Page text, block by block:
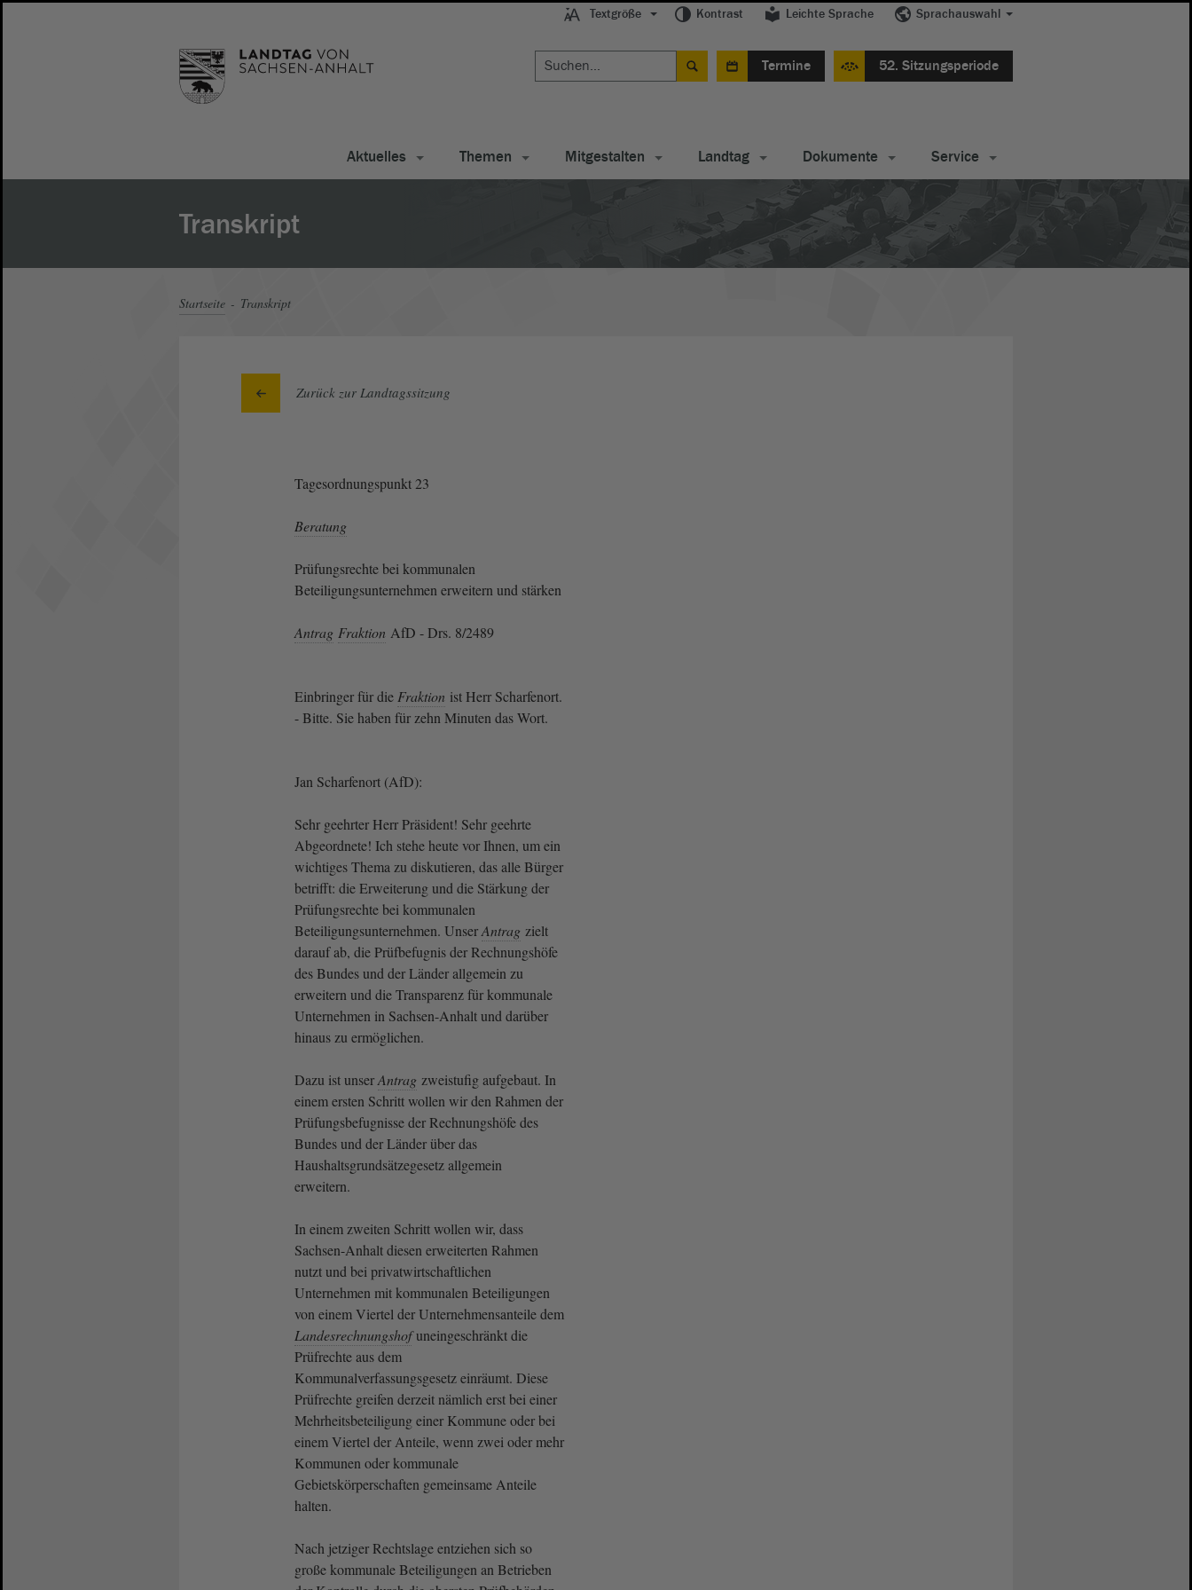
Textgröße Kontrast Leichte Sprache Sprachauswahl
Termine 52. Sitzungsperiode
Aktuelles Themen Mitgestalten Landtag Dokumente Service
Transkript
Startseite Transkript
Zurück zur Landtagssitzung
Tagesordnungspunkt 23
Beratung
Prüfungsrechte bei kommunalen
Beteiligungsunternehmen erweitern und stärken
Antrag Fraktion AfD - Drs. 8/2489
Einbringer für die Fraktion ist Herr Scharfenort.
- Bitte. Sie haben für zehn Minuten das Wort.
Jan Scharfenort (AfD):
Sehr geehrter Herr Präsident! Sehr geehrte
Abgeordnete! Ich stehe heute vor Ihnen, um ein
wichtiges Thema zu diskutieren, das alle Bürger
betrifft: die Erweiterung und die Stärkung der
Prüfungsrechte bei kommunalen
Beteiligungsunternehmen. UnserAntrag zielt
darauf ab, die Prüfbefugnis der Rechnungshöfe
des Bundes und der Länder allgemein zu
erweitern und die Transparenz für kommunale
Unternehmen in Sachsen-Anhalt und darüber
hinaus zu ermöglichen.
Dazu ist unserAntrag zweistufig aufgebaut. In
einem ersten Schritt wollen wir den Rahmen der
Prüfungsbefugnisse der Rechnungshöfe des
Bundes und der Länder über das
Haushaltsgrundsätzegesetz allgemein
erweitern.
In einem zweiten Schritt wollen wir, dass
Sachsen-Anhalt diesen erweiterten Rahmen
nutzt und bei privatwirtschaftlichen
Unternehmen mit kommunalen Beteiligungen
von einem Viertel der Unternehmensanteile dem
Landesrechnungshofuneingeschränkt die
Prüfrechte aus dem
Kommunalverfassungsgesetz einräumt. Diese
Prüfrechte greifen derzeit nämlich erst bei einer
Mehrheitsbeteiligung einer Kommune oder bei
einem Viertel der Anteile, wenn zwei oder mehr
Kommunen oder kommunale
Gebietskörperschaften gemeinsame Anteile
halten.
Nach jetziger Rechtslage entziehen sich so
große kommunale Beteiligungen an Betrieben